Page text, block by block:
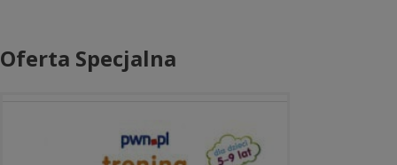
Oferta Specjalna